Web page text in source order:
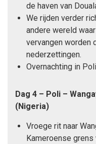
de haven van
We rijden verder
andere wereld
vervangen worden
nederzettingen.
Overnachting in
Dag 4 – Poli –
(Nigeria)
Vroege rit naar
Kameroense grens